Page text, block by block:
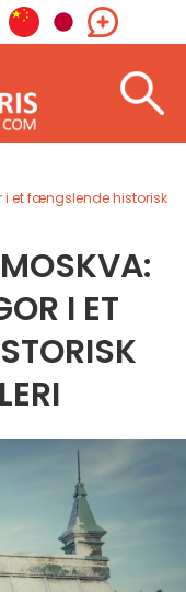
i et fængslende historisk
I ET